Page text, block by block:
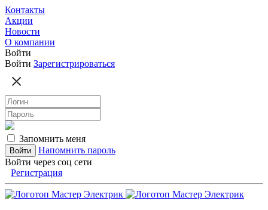
Контакты
Акции
Новости
О компании
Войти
Войти Зарегистрироваться
Запомнить меня
Напомнить пароль
Войти через соц сети
Регистрация